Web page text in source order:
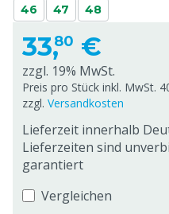
46
47 48
33,80 €
zzgl. 19% MwSt.
Preis pro Stück inkl. MwSt.
zzgl. Versandkosten
Lieferzeit innerhalb
Lieferzeiten sind
garantiert
Vergleichen